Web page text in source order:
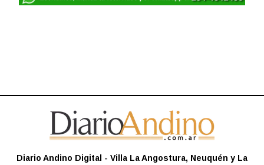
Diario Andino Digital - Villa La Angostura, Neuquén y La